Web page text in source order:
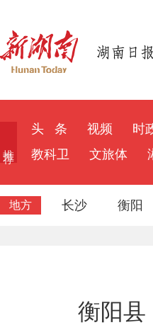
头 条 视频 时
教科卫
文旅体
地方 长沙 衡阳
衡阳县